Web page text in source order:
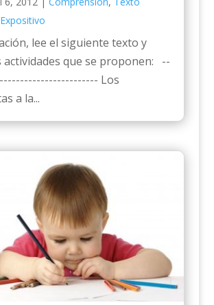
lee el siguiente texto y
actividades que se proponen: --
Los
a la...